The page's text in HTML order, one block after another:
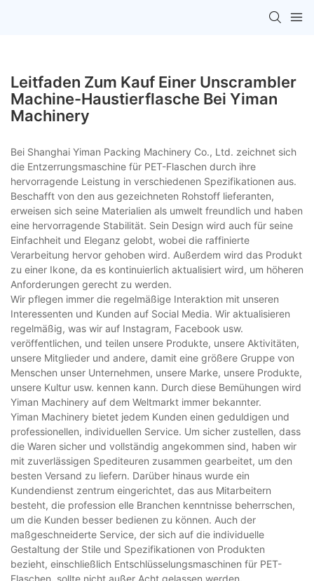
Leitfaden Zum Kauf Einer Unscrambler
Machine-Haustierflasche Bei Yiman
Machinery
Bei Shanghai Yiman Packing Machinery Co., Ltd. zeichnet sich
die Entzerrungsmaschine für PET-Flaschen durch ihre
hervorragende Leistung in verschiedenen Spezifikationen aus.
Beschafft von den aus gezeichneten Rohstoff lieferanten,
erweisen sich seine Materialien als umwelt freundlich und haben
eine hervorragende Stabilität. Sein Design wird auch für seine
Einfachheit und Eleganz gelobt, wobei die raffinierte
Verarbeitung hervor gehoben wird. Außerdem wird das Produkt
zu einer Ikone, da es kontinuierlich aktualisiert wird, um höheren
Anforderungen gerecht zu werden.
Wir pflegen immer die regelmäßige Interaktion mit unseren
Interessenten und Kunden auf Social Media. Wir aktualisieren
regelmäßig, was wir auf Instagram, Facebook usw.
veröffentlichen, und teilen unsere Produkte, unsere Aktivitäten,
unsere Mitglieder und andere, damit eine größere Gruppe von
Menschen unser Unternehmen, unsere Marke, unsere Produkte,
unsere Kultur usw. kennen kann. Durch diese Bemühungen wird
Yiman Machinery auf dem Weltmarkt immer bekannter.
Yiman Machinery bietet jedem Kunden einen geduldigen und
professionellen, individuellen Service. Um sicher zustellen, dass
die Waren sicher und vollständig angekommen sind, haben wir
mit zuverlässigen Spediteuren zusammen gearbeitet, um den
besten Versand zu liefern. Darüber hinaus wurde ein
Kundendienst zentrum eingerichtet, das aus Mitarbeitern
besteht, die profession elle Branchen kenntnisse beherrschen,
um die Kunden besser bedienen zu können. Auch der
maßgeschneiderte Service, der sich auf die individuelle
Gestaltung der Stile und Spezifikationen von Produkten
bezieht, einschließlich Entschlüsselungsmaschinen für PET-
Flaschen, sollte nicht außer Acht gelassen werden.